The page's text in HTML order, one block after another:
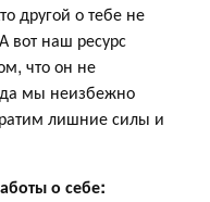
другой о тебе не
вот наш ресурс
что он не
мы неизбежно
лишние силы и
о себе: